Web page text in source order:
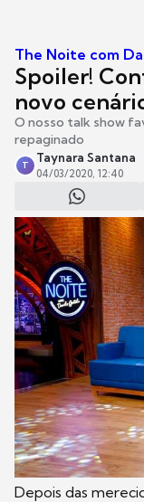
The Noite com
Spoiler!
novo
O nosso talk show
repaginado
T
Taynara Santana
04/03/2020, 12:40
Depois das